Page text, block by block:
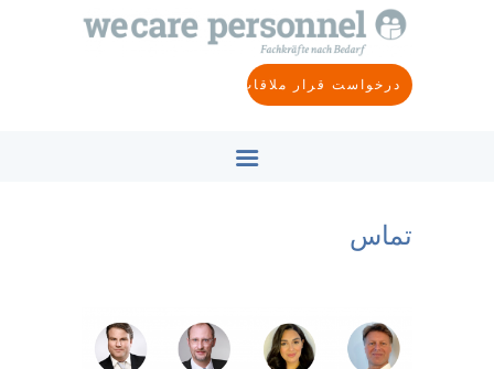
درخواست قرار ملاقات
خانه
تماس